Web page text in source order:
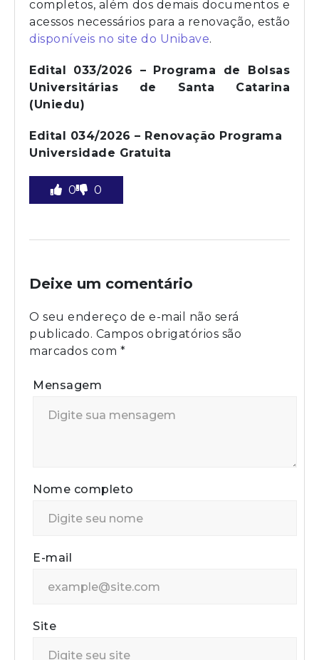
completos, além dos demais documentos e
acessos necessários para a renovação, estão
disponíveis no site do Unibave.
Edital 033/2026 – Programa de Bolsas
Universitárias de Santa Catarina
(Uniedu)
Edital 034/2026 – Renovação Programa
Universidade Gratuita
0 0
Deixe um comentário
O seu endereço de e-mail não será
publicado. Campos obrigatórios são
marcados com *
Mensagem
Nome completo
E-mail
Site